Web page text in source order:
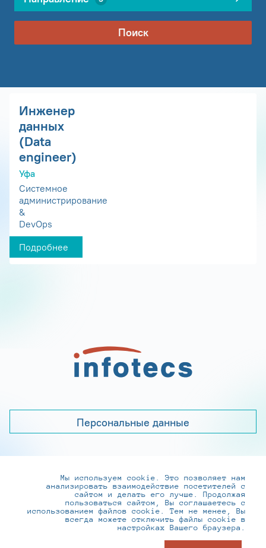
Поиск
Инженер
данных
(Data
engineer)
Уфа
Системное
администрирование
&
DevOps
Подробнее
Персональные данные
+7 (495) 737-6192, 8-800-250-0-260
practice@infotecs.ru,hr@infotecs.ru
127273, г. Москва, Отрадная ул., 2Б строение 1
Мы используем cookie. Это позволяет нам
анализировать взаимодействие посетителей с
сайтом и делать его лучше. Продолжая
пользоваться сайтом, Вы соглашаетесь с
использованием файлов cookie. Тем не менее, Вы
всегда можете отключить файлы cookie в
настройках Вашего браузера.